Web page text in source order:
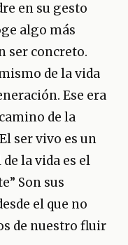
en su gesto
algo más
ser concreto.
de la vida
Ese era
de la
ser vivo es un
la vida es el
Son sus
el que no
de nuestro fluir